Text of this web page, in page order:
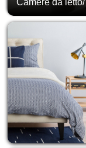
Camere da letto/